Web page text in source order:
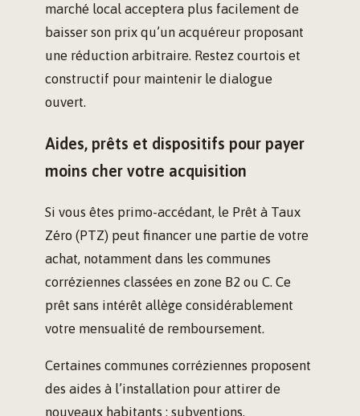
marché local acceptera plus facilement de
baisser son prix qu’un acquéreur proposant
une réduction arbitraire. Restez courtois et
constructif pour maintenir le dialogue
ouvert.
Aides, prêts et dispositifs pour payer
moins cher votre acquisition
Si vous êtes primo-accédant, le Prêt à Taux
Zéro (PTZ) peut financer une partie de votre
achat, notamment dans les communes
corréziennes classées en zone B2 ou C. Ce
prêt sans intérêt allège considérablement
votre mensualité de remboursement.
Certaines communes corréziennes proposent
des aides à l’installation pour attirer de
nouveaux habitants : subventions,